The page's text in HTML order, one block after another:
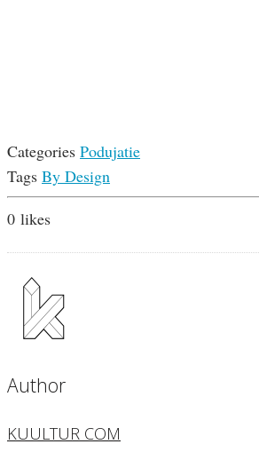
Categories Podujatie
Tags By Design
0 likes
Author
KUULTUR COM